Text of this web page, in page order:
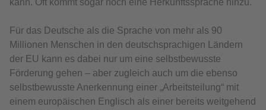
kann. Oft kommt sogar noch eine Herkunftssprache hinzu.
Für das Deutsche als die Sprache von mehr als 90
Millionen Menschen in den deutschsprachigen Ländern
der EU kann es dabei nur um eine selbstbewusste
Förderung gehen – aber zugleich auch um die ebenso
selbstbewusste Anerkennung einer „Arbeitsteilung“ mit
einem europäischen Englisch als einer bereits weitgehend